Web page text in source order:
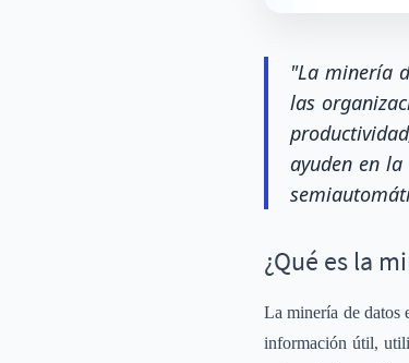
"La minería
las
ayuden en
¿Qué es la
La minería de datos
información útil,